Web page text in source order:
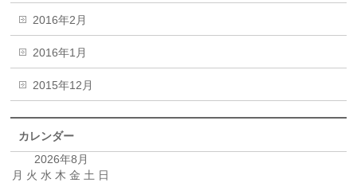
2016年2月
2016年1月
2015年12月
カレンダー
2026年8月
月 火 水 木 金 土 日